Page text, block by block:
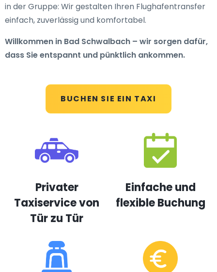
BUCHEN SIE EIN TAXI
in der Gruppe: Wir gestalten Ihren Flughafentransfer
einfach, zuverlässig und komfortabel.
Willkommen in Bad Schwalbach – wir sorgen dafür,
dass Sie entspannt und pünktlich ankommen.
Privater
Taxiservice von
Tür zu Tür
Einfache und
flexible Buchung